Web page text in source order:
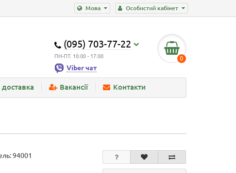
Особистий кабінет
Мова
(095) 703-77-22
ПН-ПТ: 10:00 - 17:00
Viber чат
0
доставка Вакансії Контакти
94001